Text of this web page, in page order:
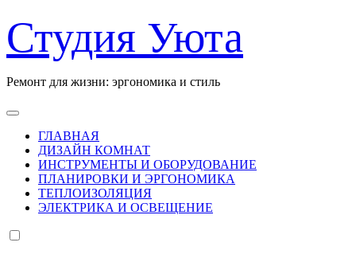
к
содержанию
Студия Уюта
Ремонт для жизни: эргономика и стиль
ГЛАВНАЯ
ДИЗАЙН КОМНАТ
ИНСТРУМЕНТЫ И ОБОРУДОВАНИЕ
ПЛАНИРОВКИ И ЭРГОНОМИКА
ТЕПЛОИЗОЛЯЦИЯ
ЭЛЕКТРИКА И ОСВЕЩЕНИЕ